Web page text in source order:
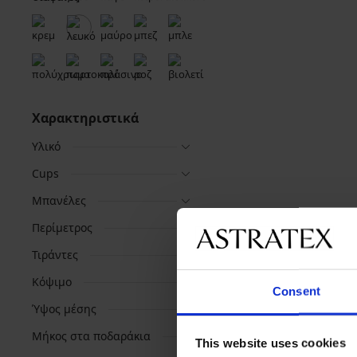
Consent
This website uses cookies
Χαρακτηριστικά
Υλικό
Cups
Μπανέλες
Περίμετρος
Τιράντες
Κόψιμο
Ύψος μέσης
Μήκος στα ποδαράκια